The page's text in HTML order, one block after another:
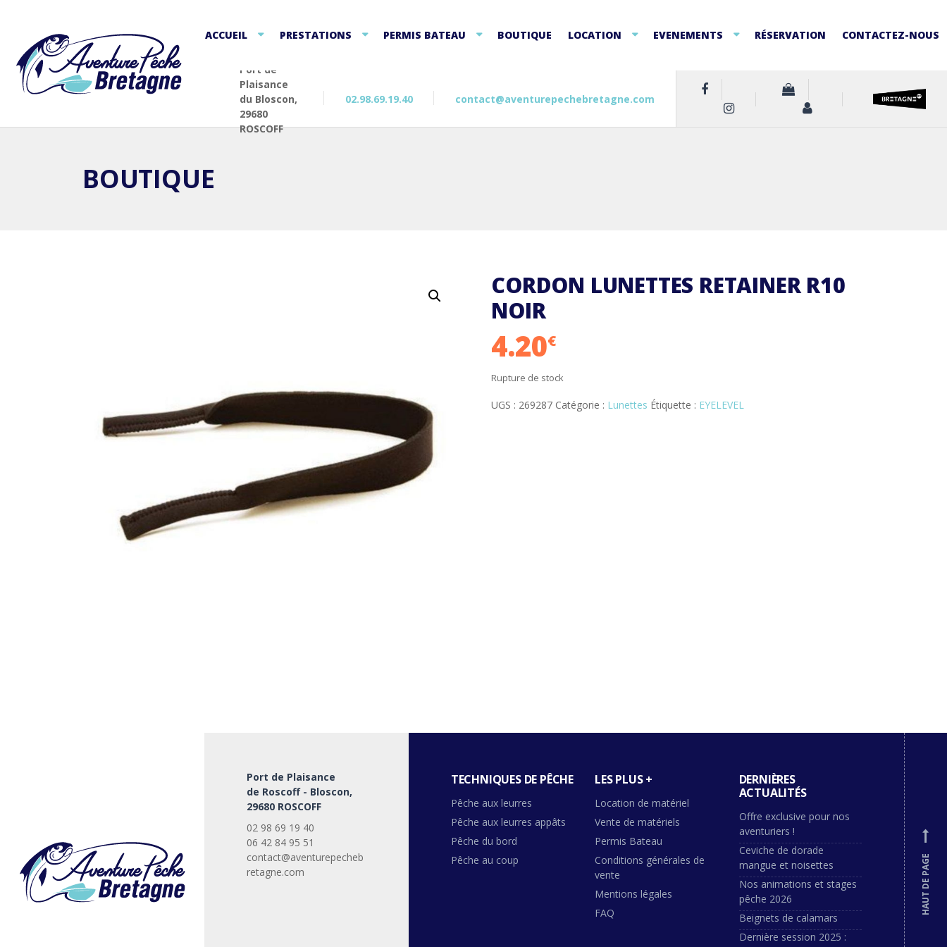
ACCUEIL PRESTATIONS PERMIS BATEAU BOUTIQUE LOCATION EVENEMENTS RÉSERVATION CONTACTEZ-NOUS
Port de
Plaisance
du Bloscon,
29680
ROSCOFF
02.98.69.19.40 contact@aventurepechebretagne.com
BOUTIQUE
CORDON LUNETTES RETAINER R10
NOIR
4.20€
Rupture de stock
UGS : 269287 Catégorie : Lunettes Étiquette : EYELEVEL
Port de Plaisance
de Roscoff - Bloscon,
29680 ROSCOFF
02 98 69 19 40
06 42 84 95 51
contact@aventurepecheb
retagne.com
TECHNIQUES DE PÊCHE
Pêche aux leurres
Pêche aux leurres appâts
Pêche du bord
Pêche au coup
LES PLUS +
Location de matériel
Vente de matériels
Permis Bateau
Conditions générales de
vente
Mentions légales
FAQ
DERNIÈRES
ACTUALITÉS
Offre exclusive pour nos
aventuriers !
Ceviche de dorade
mangue et noisettes
Nos animations et stages
pêche 2026
Beignets de calamars
Dernière session 2025 :
HAUT DE PAGE